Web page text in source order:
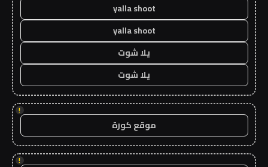
yalla shoot
yalla shoot
يلا شوت
يلا شوت
!
موقع كورة
!